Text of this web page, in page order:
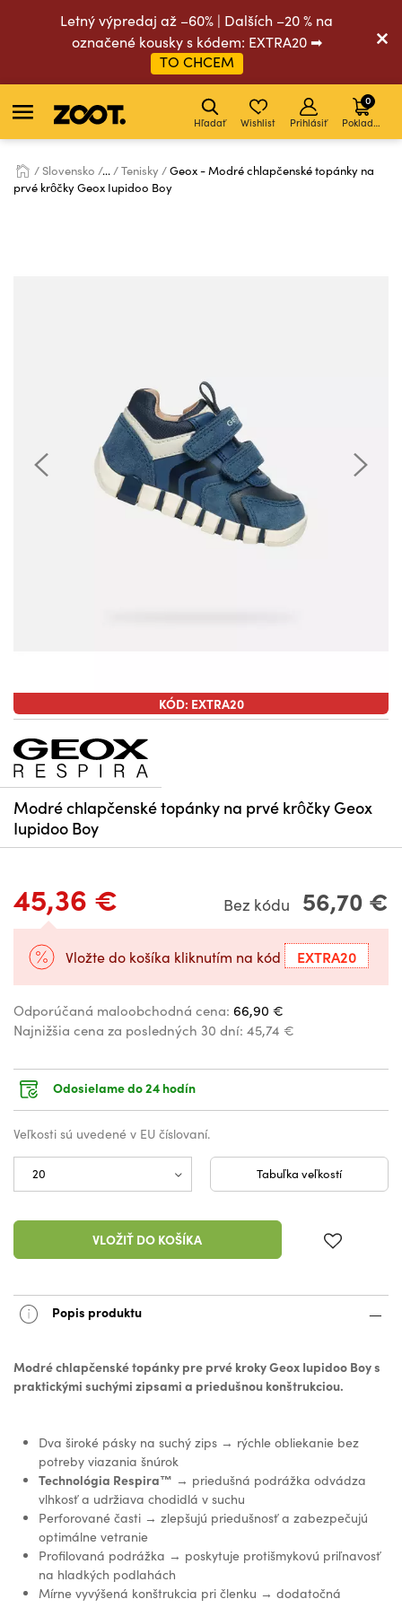
Letný výpredaj až –60% | Dalších –20 % na
označené kousky s kódem: EXTRA20 ➡
TO CHCEM
Hľadať Wishlist Prihlásiť Pokladňa
0
Slovensko ... Tenisky
Geox - Modré chlapčenské topánky na
prvé krôčky Geox Iupidoo Boy
KÓD: EXTRA20
Modré chlapčenské topánky na prvé krôčky Geox
Iupidoo Boy
45,36 € Bez kódu 56,70 €
Vložte do košíka kliknutím na kód EXTRA20
Odporúčaná maloobchodná cena: 66,90 €
Najnižšia cena za posledných 30 dní: 45,74 €
Odosielame do 24 hodín
Veľkosti sú uvedené v EU číslovaní.
Tabuľka veľkostí
VLOŽIŤ DO KOŠÍKA
Popis produktu
Modré chlapčenské topánky pre prvé kroky Geox Iupidoo Boy s
praktickými suchými zipsami a priedušnou konštrukciou.
Dva široké pásky na suchý zips → rýchle obliekanie bez
potreby viazania šnúrok
Technológia Respira™️ → priedušná podrážka odvádza
vlhkosť a udržiava chodidlá v suchu
Perforované časti → zlepšujú priedušnosť a zabezpečujú
optimálne vetranie
Profilovaná podrážka → poskytuje protišmykovú priľnavosť
na hladkých podlahách
Mírne vyvýšená konštrukcia pri členku → dodatočná